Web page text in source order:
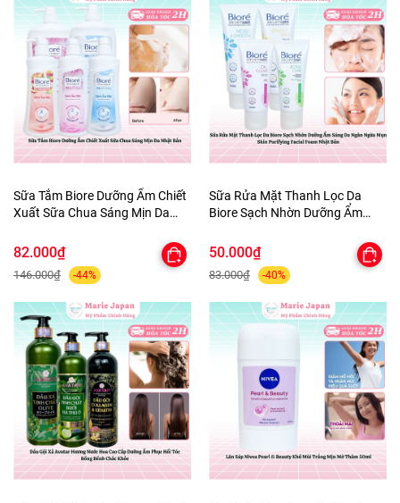
Sữa Tắm Biore Dưỡng Ẩm Chiết
Xuất Sữa Chua Sáng Mịn Da
82.000₫
146.000₫ -44%
Sữa Rửa Mặt Thanh Lọc Da
Biore Sạch Nhờn Dưỡng Ẩm
Purifying Facial Foam Nhật Bản
50.000₫
83.000₫ -40%